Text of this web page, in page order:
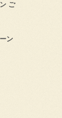
ご
ン